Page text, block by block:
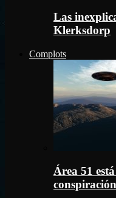
Las
Klerksdorp
Complots
Área 51